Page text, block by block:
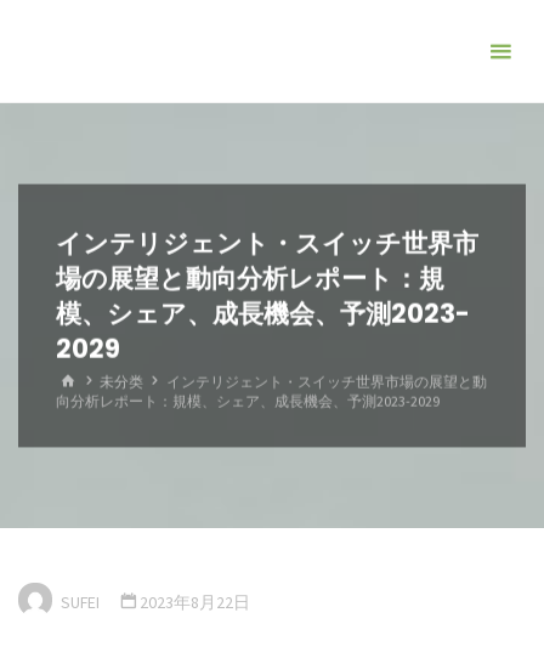
インテリジェント・スイッチ世界市
場の展望と動向分析レポート：規
模、シェア、成長機会、予測2023-
2029
ホ
ー
未分类
インテリジェント・スイッチ世界市場の展望と動
向分析レポート：規模、シェア、成長機会、予測2023-2029
SUFEI 2023年8月22日